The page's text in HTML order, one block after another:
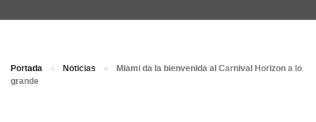
Portada » Noticias »
Miami da la bienvenida al Carnival Horizon a lo
grande